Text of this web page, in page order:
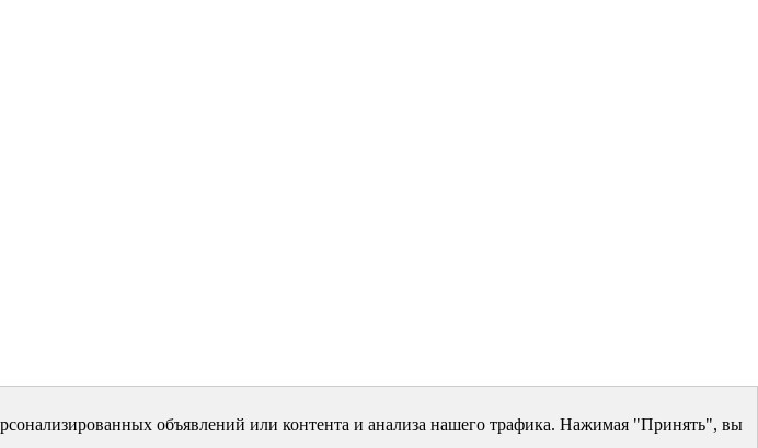
объявлений или контента и анализа нашего трафика. Нажимая "Принять", вы